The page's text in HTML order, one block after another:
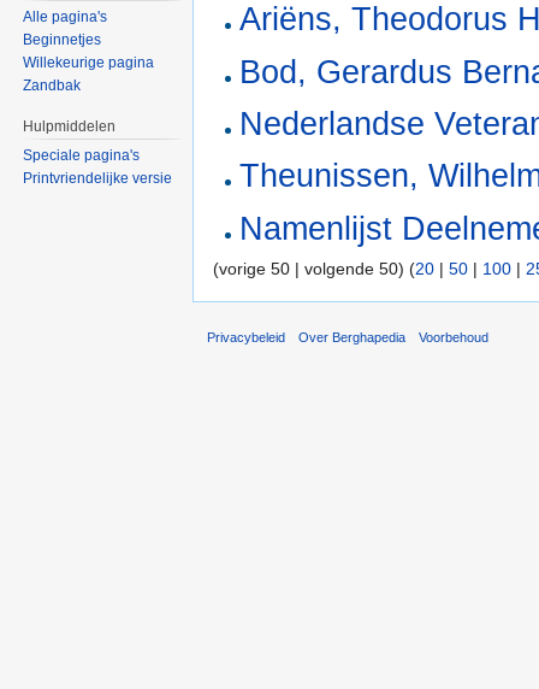
Ariëns, Theodorus
Bod, Gerardus
Nederlandse
Theunissen,
Namenlijst
(vorige 50 | volgende 50) (20 | 50 | 100 |
Alle pagina's
Beginnetjes
Willekeurige pagina
Zandbak
Hulpmiddelen
Speciale pagina's
Printvriendelijke versie
Privacybeleid Over Berghapedia Voorbehoud